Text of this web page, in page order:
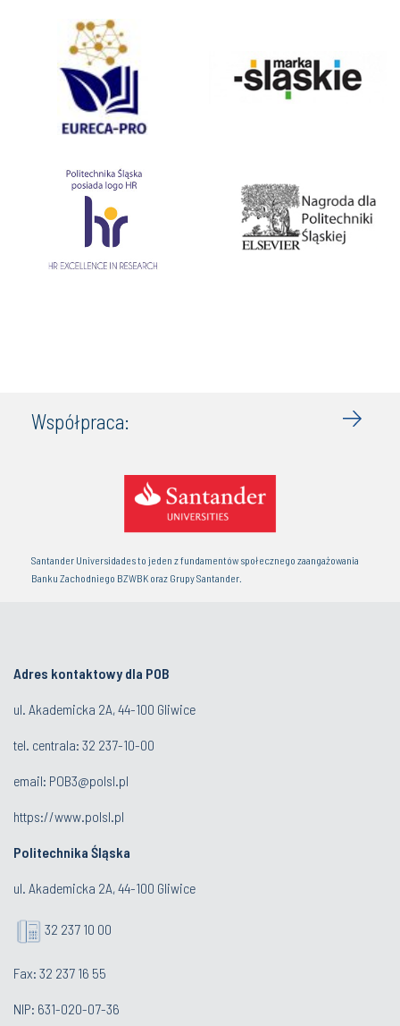
Współpraca:
Santander Universidades to jeden z fundamentów społecznego zaangażowania
Banku Zachodniego BZWBK oraz Grupy Santander.
Adres kontaktowy dla POB
ul. Akademicka 2A, 44-100 Gliwice
tel. centrala: 32 237-10-00
email: POB3@polsl.pl
https://www.polsl.pl
Politechnika Śląska
ul. Akademicka 2A, 44-100 Gliwice
32 237 10 00
Fax: 32 237 16 55
NIP: 631-020-07-36